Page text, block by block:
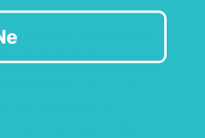
také tím, že prošly
testováním